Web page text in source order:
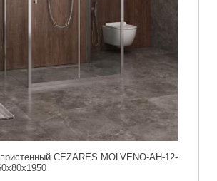
CEZARES MOLVENO-AH-12-